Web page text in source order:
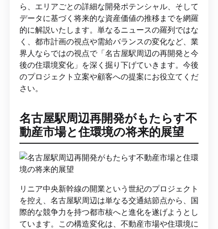
ら、エリアごとの詳細な開発ポテンシャル、そして
データに基づく将来的な資産価値の推移までを網羅
的に解説いたします。単なるニュースの羅列ではな
く、都市計画の視点や需給バランスの変化など、業
界人ならではの視点で「名古屋駅周辺の再開発と今
後の住環境変化」を深く掘り下げていきます。今後
のプロジェクト立案や顧客への提案にお役立てくだ
さい。
名古屋駅周辺再開発がもたらす不
動産市場と住環境の将来的展望
リニア中央新幹線の開業という世紀のプロジェクト
を控え、名古屋駅周辺は単なる交通結節点から、国
際的な競争力を持つ都市核へと進化を遂げようとし
ています。この構造変化は、不動産市場や住環境に